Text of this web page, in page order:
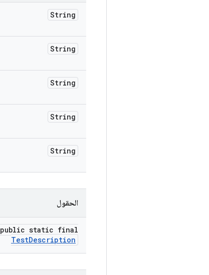
String
String
String
String
String
الحقول
public static final
TestDescription